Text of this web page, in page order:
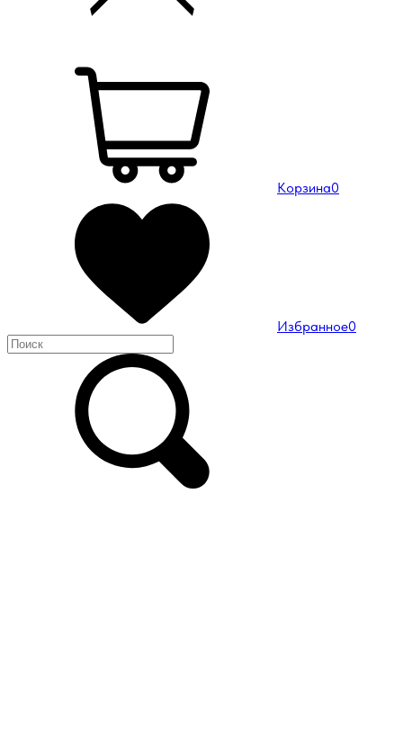
Корзина0
Избранное0